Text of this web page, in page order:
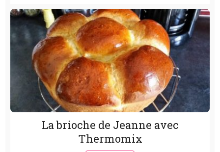
La brioche de Jeanne avec
Thermomix